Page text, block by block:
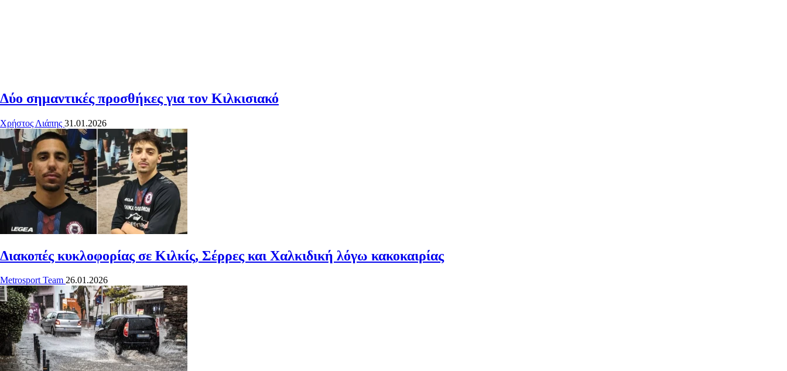
Δύο σημαντικές προσθήκες για τον Κιλκισιακό
Χρήστος Λιάπης 31.01.2026
Διακοπές κυκλοφορίας σε Κιλκίς, Σέρρες και Χαλκιδική λόγω κακοκαιρίας
Metrosport Team 26.01.2026